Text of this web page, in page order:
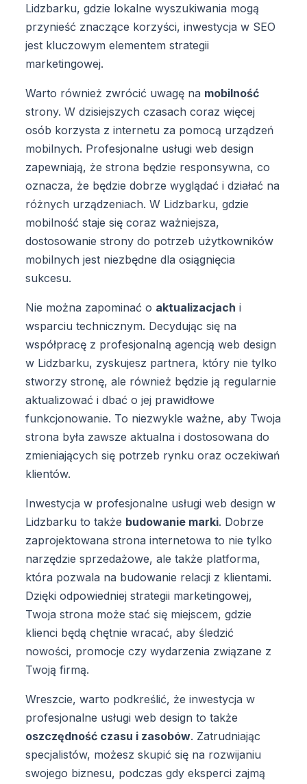
Lidzbarku, gdzie lokalne wyszukiwania mogą
przynieść znaczące korzyści, inwestycja w SEO
jest kluczowym elementem strategii
marketingowej.
Warto również zwrócić uwagę na mobilność
strony. W dzisiejszych czasach coraz więcej
osób korzysta z internetu za pomocą urządzeń
mobilnych. Profesjonalne usługi web design
zapewniają, że strona będzie responsywna, co
oznacza, że będzie dobrze wyglądać i działać na
różnych urządzeniach. W Lidzbarku, gdzie
mobilność staje się coraz ważniejsza,
dostosowanie strony do potrzeb użytkowników
mobilnych jest niezbędne dla osiągnięcia
sukcesu.
Nie można zapominać o aktualizacjach i
wsparciu technicznym. Decydując się na
współpracę z profesjonalną agencją web design
w Lidzbarku, zyskujesz partnera, który nie tylko
stworzy stronę, ale również będzie ją regularnie
aktualizować i dbać o jej prawidłowe
funkcjonowanie. To niezwykle ważne, aby Twoja
strona była zawsze aktualna i dostosowana do
zmieniających się potrzeb rynku oraz oczekiwań
klientów.
Inwestycja w profesjonalne usługi web design w
Lidzbarku to także budowanie marki. Dobrze
zaprojektowana strona internetowa to nie tylko
narzędzie sprzedażowe, ale także platforma,
która pozwala na budowanie relacji z klientami.
Dzięki odpowiedniej strategii marketingowej,
Twoja strona może stać się miejscem, gdzie
klienci będą chętnie wracać, aby śledzić
nowości, promocje czy wydarzenia związane z
Twoją firmą.
Wreszcie, warto podkreślić, że inwestycja w
profesjonalne usługi web design to także
oszczędność czasu i zasobów. Zatrudniając
specjalistów, możesz skupić się na rozwijaniu
swojego biznesu, podczas gdy eksperci zajmą